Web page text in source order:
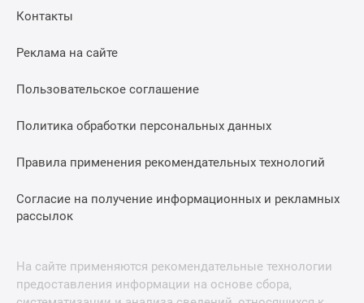
Контакты
Реклама на сайте
Пользовательское соглашение
Политика обработки персональных данных
Правила применения рекомендательных технологий
Согласие на получение информационных и рекламных
рассылок
На сайте применяются рекомендательные технологии
предоставления информации на основе сбора,